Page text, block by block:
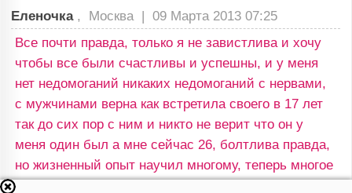
Еленочка , Москва | 09 Марта 2013 07:25
Все почти правда, только я не завистлива и хочу
чтобы все были счастливы и успешны, и у меня
нет недомоганий никаких недомоганий с нервами,
с мужчинами верна как встретила своего в 17 лет
так до сих пор с ним и никто не верит что он у
меня один был а мне сейчас 26, болтлива правда,
но жизненный опыт научил многому, теперь многое
не говорю так как доверия к людям у меня исчезло